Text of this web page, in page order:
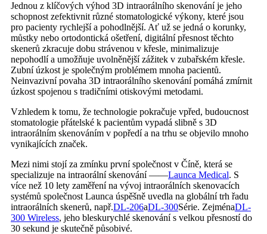
Jednou z klíčových výhod 3D intraorálního skenování je jeho
schopnost zefektivnit různé stomatologické výkony, které jsou
pro pacienty rychlejší a pohodlnější. Ať už se jedná o korunky,
můstky nebo ortodontická ošetření, digitální přesnost těchto
skenerů zkracuje dobu strávenou v křesle, minimalizuje
nepohodlí a umožňuje uvolněnější zážitek v zubařském křesle.
Zubní úzkost je společným problémem mnoha pacientů.
Neinvazivní povaha 3D intraorálního skenování pomáhá zmírnit
úzkost spojenou s tradičními otiskovými metodami.
Vzhledem k tomu, že technologie pokračuje vpřed, budoucnost
stomatologie přátelské k pacientům vypadá slibně s 3D
intraorálním skenováním v popředí a na trhu se objevilo mnoho
vynikajících značek.
Mezi nimi stojí za zmínku první společnost v Číně, která se
specializuje na intraorální skenování ——Launca Medical. S
více než 10 lety zaměření na vývoj intraorálních skenovacích
systémů společnost Launca úspěšně uvedla na globální trh řadu
intraorálních skenerů, např.DL-206aDL-300Série. ZejménaDL-
300 Wireless, jeho bleskurychlé skenování s velkou přesností do
30 sekund je skutečně působivé.